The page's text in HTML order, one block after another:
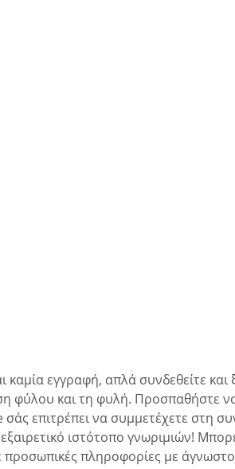
εγγραφή, απλά συνδεθείτε
φύλου και τη φυλή. Προσπαθήστε
επιτρέπει να συμμετέχετε στη
ιστότοπο γνωριμιών!
πληροφορίες με